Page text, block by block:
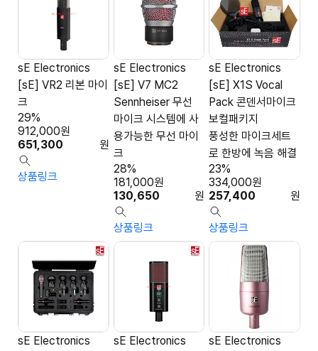
sE Electronics
[sE] VR2 리본 마이
크
651,300 원
912,000원
29%
상품링크
sE Electronics
[sE] V7 MC2
Sennheiser 무선
마이크 시스템에 사
용가능한 무선 마이
크
130,650 원
181,000원
28%
상품링크
sE Electronics
[sE] X1S Vocal
Pack 콘덴서마이크
보컬패키지
풍성한 마이크세트
로 한방에 녹음 해결
257,400 원
334,000원
23%
상품링크
sE Electronics
sE Electronics
sE Electronics